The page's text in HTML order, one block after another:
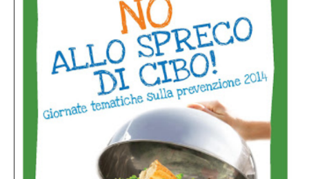
Italiano
German
English
Spanish
French
Italiano
rassegna stampa